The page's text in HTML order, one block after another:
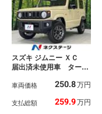
スズキ ジムニー ＸＣ
届出済未使用車 ター
クルーズ シートヒータ
Ｄヘッド フォグラン
車両価格 250.8万円
支払総額 259.9万円